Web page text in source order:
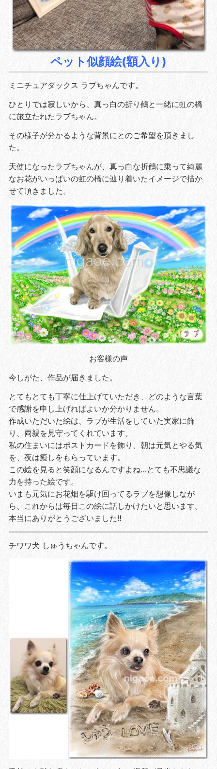
ペット似顔絵(額入り)
ミニチュアダックス ラブちゃんです。
ひとりでは寂しいから、真っ白の折り鶴と一緒に虹の橋
に旅立たれたラブちゃん。
その様子が分かるような背景にとのご希望を頂きまし
た。
天使になったラブちゃんが、真っ白な折鶴に乗って綺麗
なお花がいっぱいの虹の橋に辿り着いたイメージで描か
せて頂きました。
お客様の声
今しがた、作品が届きました。
とてもとても丁寧に仕上げていただき、どのような言葉
で感謝を申し上げればよいか分かりません。
作成いただいた絵は、ラブが生活をしていた実家に飾
り、両親を見守ってくれています。
私の住まいにはポストカードを飾り、朝は元気とやる気
を、夜は癒しをもらっています。
この絵を見ると笑顔になるんですよね…とても不思議な
力を持った絵です。
いまも元気にお花畑を駆け回ってるラブを想像しなが
ら、これからは毎日この絵に話しかけたいと思います。
本当にありがとうございました‼︎
チワワ犬 しゅうちゃんです。